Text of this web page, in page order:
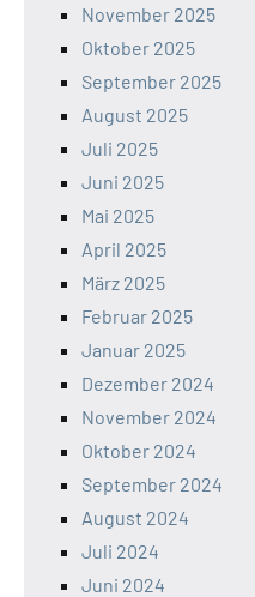
November 2025
Oktober 2025
September 2025
August 2025
Juli 2025
Juni 2025
Mai 2025
April 2025
März 2025
Februar 2025
Januar 2025
Dezember 2024
November 2024
Oktober 2024
September 2024
August 2024
Juli 2024
Juni 2024